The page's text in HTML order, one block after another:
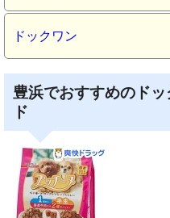
ドックワン
豊浜でおすすめのド
ド